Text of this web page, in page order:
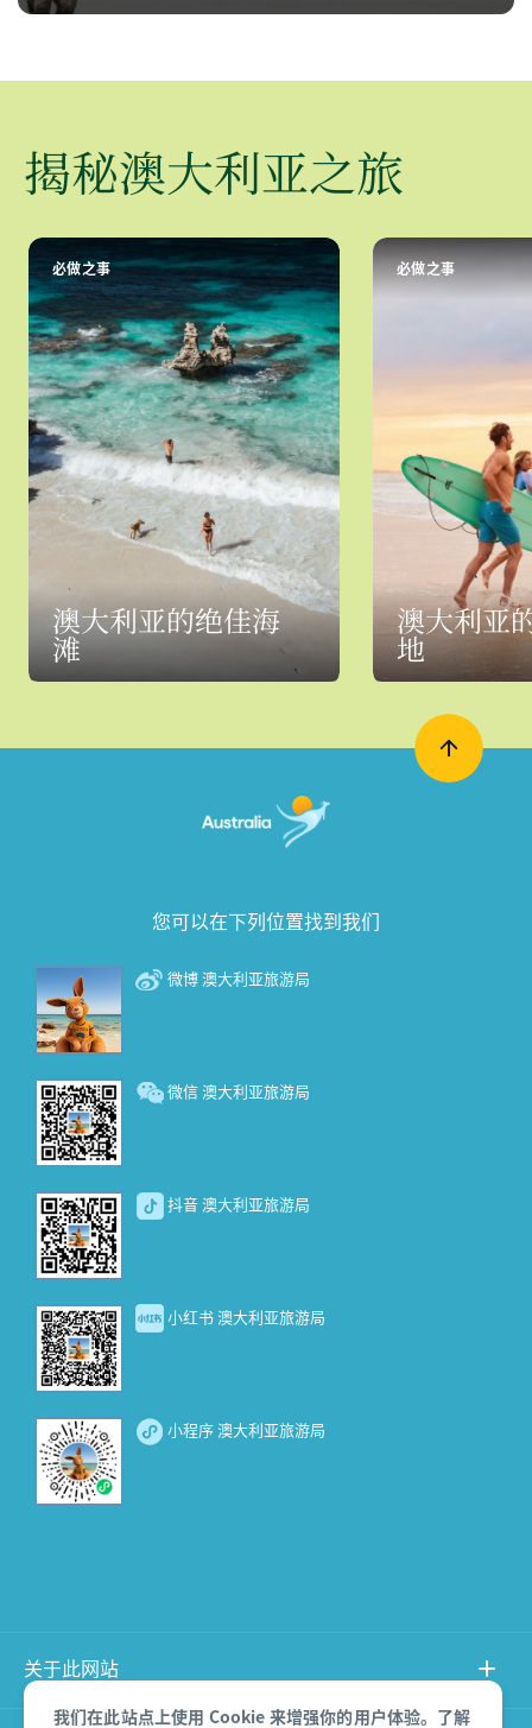
揭秘澳大利亚之旅
必做之事
澳大利亚的绝佳海
滩
必做之事
澳大利亚
地
我们在此站点上使用 Cookie 来增强你的用户体验。 了解
您可以在下列位置找到我们
微博 澳大利亚旅游局
微信 澳大利亚旅游局
抖音 澳大利亚旅游局
小红书 澳大利亚旅游局
小程序 澳大利亚旅游局
关于此网站